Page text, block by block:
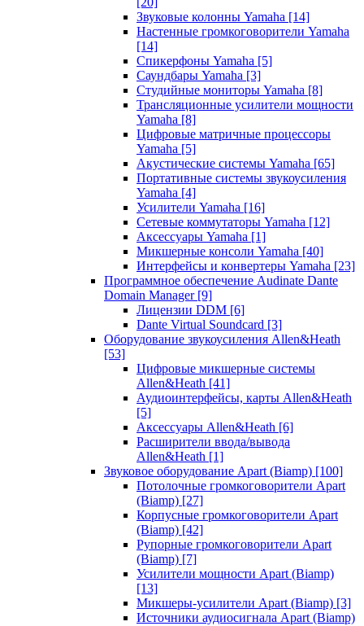
Звуковые колонны Yamaha [14]
Настенные громкоговорители Yamaha
[14]
Спикерфоны Yamaha [5]
Саундбары Yamaha [3]
Студийные мониторы Yamaha [8]
Трансляционные усилители мощности
Yamaha [8]
Цифровые матричные процессоры
Yamaha [5]
Акустические системы Yamaha [65]
Портативные системы звукоусиления
Yamaha [4]
Усилители Yamaha [16]
Сетевые коммутаторы Yamaha [12]
Аксессуары Yamaha [1]
Микшерные консоли Yamaha [40]
Интерфейсы и конвертеры Yamaha [23]
Программное обеспечение Audinate Dante
Domain Manager [9]
Лицензии DDM [6]
Dante Virtual Soundcard [3]
Оборудование звукоусиления Allen&Heath
[53]
Цифровые микшерные системы
Allen&Heath [41]
Аудиоинтерфейсы, карты Allen&Heath
[5]
Аксессуары Allen&Heath [6]
Расширители ввода/вывода
Allen&Heath [1]
Звуковое оборудование Apart (Biamp) [100]
Потолочные громкоговорители Apart
(Biamp) [27]
Корпусные громкоговорители Apart
(Biamp) [42]
Рупорные громкоговорители Apart
(Biamp) [7]
Усилители мощности Apart (Biamp)
[13]
Микшеры-усилители Apart (Biamp) [3]
Источники аудиосигнала Apart (Biamp)